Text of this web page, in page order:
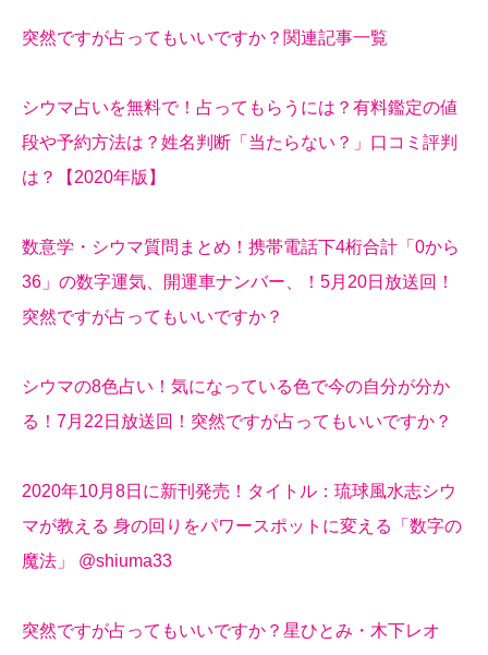
突然ですが占ってもいいですか？関連記事一覧
シウマ占いを無料で！占ってもらうには？有料鑑定の値
段や予約方法は？姓名判断「当たらない？」口コミ評判
は？【2020年版】
数意学・シウマ質問まとめ！携帯電話下4桁合計「0から
36」の数字運気、開運車ナンバー、！5月20日放送回！
突然ですが占ってもいいですか？
シウマの8色占い！気になっている色で今の自分が分か
る！7月22日放送回！突然ですが占ってもいいですか？
2020年10月8日に新刊発売！タイトル：琉球風水志シウ
マが教える 身の回りをパワースポットに変える「数字の
魔法」 @shiuma33
突然ですが占ってもいいですか？星ひとみ・木下レオ